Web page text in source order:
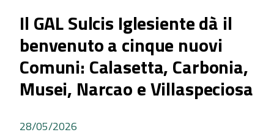
Il GAL Sulcis Iglesiente dà il
benvenuto a cinque nuovi
Comuni: Calasetta, Carbonia,
Musei, Narcao e Villaspeciosa
28/05/2026